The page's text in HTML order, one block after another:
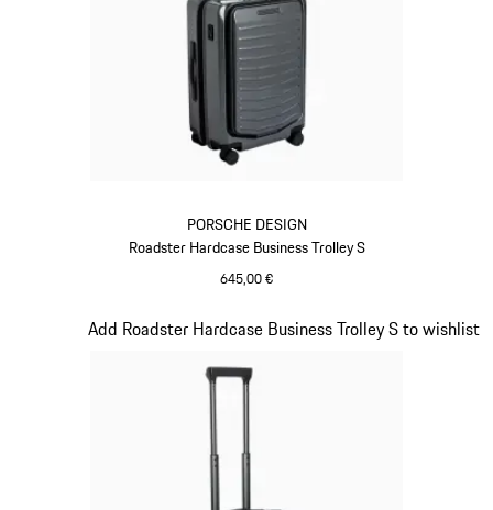
PORSCHE DESIGN
Roadster Hardcase Business Trolley S
645,00 €
Add Roadster Hardcase Business Trolley S to wishlist
Slide 15 von 20